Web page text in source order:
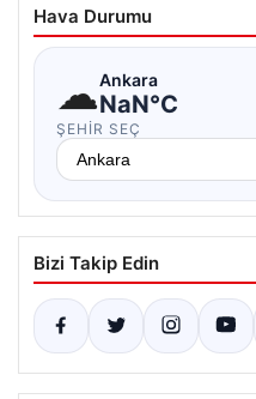
Hava Durumu
☁Ankara
NaN°C
ŞEHIR SEÇ
Bizi Takip Edin